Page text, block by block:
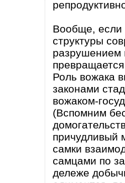
Вообще, если
структуры
разрушением
Роль вожака
законами
вожаком-
(Вспомним
причудливый
самки
самцами по
дележе